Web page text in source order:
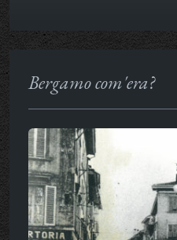
Bergamo com'era?